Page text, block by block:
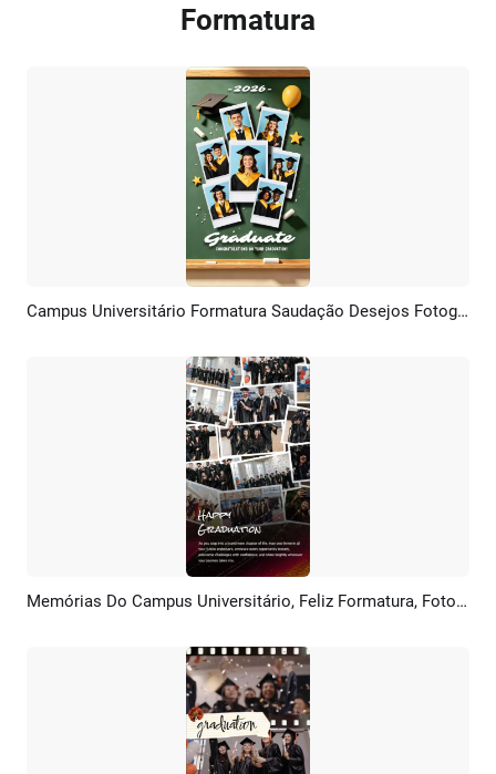
Formatura
Pré-visualizar Criar IA Campus Universitário Formatura Saudação Desejos Fotografia Instagram Story
Pré-visualizar Criar IA Memórias Do Campus Universitário, Feliz Formatura, Fotografia, Colagem, Tiktok, Instagram, Reel